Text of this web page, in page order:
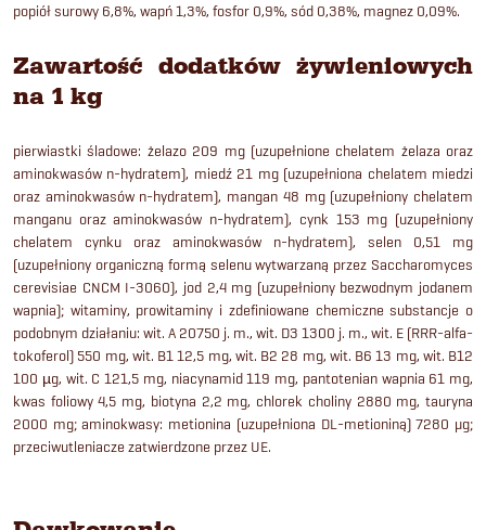
popiół surowy 6,8%, wapń 1,3%, fosfor 0,9%, sód 0,38%, magnez 0,09%.
Zawartość dodatków żywieniowych
na 1 kg
pierwiastki śladowe: żelazo 209 mg (uzupełnione chelatem żelaza oraz
aminokwasów n-hydratem), miedź 21 mg (uzupełniona chelatem miedzi
oraz aminokwasów n-hydratem), mangan 48 mg (uzupełniony chelatem
manganu oraz aminokwasów n-hydratem), cynk 153 mg (uzupełniony
chelatem cynku oraz aminokwasów n-hydratem), selen 0,51 mg
(uzupełniony organiczną formą selenu wytwarzaną przez Saccharomyces
cerevisiae CNCM I-3060), jod 2,4 mg (uzupełniony bezwodnym jodanem
wapnia); witaminy, prowitaminy i zdefiniowane chemiczne substancje o
podobnym działaniu: wit. A 20750 j. m., wit. D3 1300 j. m., wit. E (RRR-alfa-
tokoferol) 550 mg, wit. B1 12,5 mg, wit. B2 28 mg, wit. B6 13 mg, wit. B12
100 µg, wit. C 121,5 mg, niacynamid 119 mg, pantotenian wapnia 61 mg,
kwas foliowy 4,5 mg, biotyna 2,2 mg, chlorek choliny 2880 mg, tauryna
2000 mg; aminokwasy: metionina (uzupełniona DL-metioniną) 7280 μg;
przeciwutleniacze zatwierdzone przez UE.